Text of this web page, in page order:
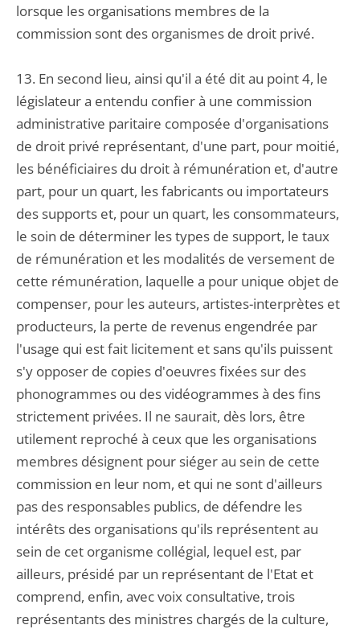
lorsque les organisations membres de la
commission sont des organismes de droit privé.
13. En second lieu, ainsi qu'il a été dit au point 4, le
législateur a entendu confier à une commission
administrative paritaire composée d'organisations
de droit privé représentant, d'une part, pour moitié,
les bénéficiaires du droit à rémunération et, d'autre
part, pour un quart, les fabricants ou importateurs
des supports et, pour un quart, les consommateurs,
le soin de déterminer les types de support, le taux
de rémunération et les modalités de versement de
cette rémunération, laquelle a pour unique objet de
compenser, pour les auteurs, artistes-interprètes et
producteurs, la perte de revenus engendrée par
l'usage qui est fait licitement et sans qu'ils puissent
s'y opposer de copies d'oeuvres fixées sur des
phonogrammes ou des vidéogrammes à des fins
strictement privées. Il ne saurait, dès lors, être
utilement reproché à ceux que les organisations
membres désignent pour siéger au sein de cette
commission en leur nom, et qui ne sont d'ailleurs
pas des responsables publics, de défendre les
intérêts des organisations qu'ils représentent au
sein de cet organisme collégial, lequel est, par
ailleurs, présidé par un représentant de l'Etat et
comprend, enfin, avec voix consultative, trois
représentants des ministres chargés de la culture,